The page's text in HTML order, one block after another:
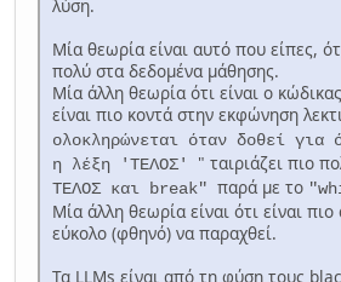
λύση.
Μία θεωρία είναι αυτό που είπες,
πολύ στα δεδομένα μάθησης.
Μία άλλη θεωρία ότι είναι ο
είναι πιο κοντά στην εκφώνηση
ολοκληρώνεται όταν δοθεί για
η λέξη 'ΤΕΛΟΣ' " ταιριάζει πιο
ΤΕΛΟΣ και break" παρά με το
Μία άλλη θεωρία είναι ότι είναι
εύκολο (φθηνό) να παραχθεί.
Τα LLMs είναι από τη φύση τους